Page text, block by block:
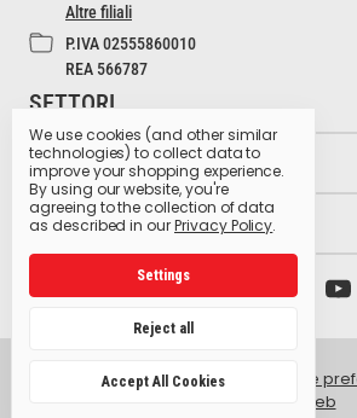
Altre filiali
P.IVA 02555860010
REA 566787
SETTORI
Industria e Artigianato
Settore Medico
Settore Estetico
Hospitality
Produzione
Retail e GDO
INFO
Contatti
Cultura dell'Igiene
Glossario dei
LINK UTILI
Archivio preparati
Ministero della Salute
Centro antiveleni
© 2026 Golmar Italia srl -
Gestisci le
dati del sito web
We use cookies (and other similar
technologies) to collect data to
improve your shopping experience.
By using our website, you're
agreeing to the collection of data
as described in ourPrivacy Policy.
Settings
Reject all
Accept All Cookies